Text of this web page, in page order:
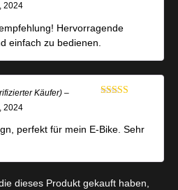
2024
Hervorragende
einfach zu bedienen.
Käufer) –
2024
perfekt für mein E-Bike. Sehr
dieses Produkt gekauft haben,